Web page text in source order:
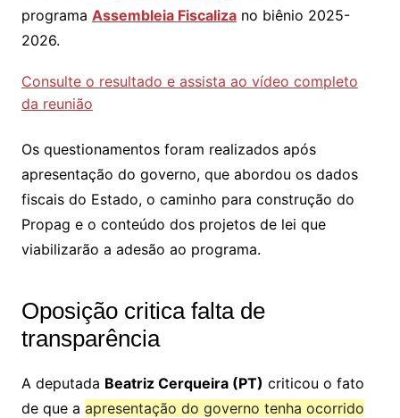
programa Assembleia Fiscalizano biênio 2025-
2026.
Consulte o resultado e assista ao vídeo completo
da reunião
Os questionamentos foram realizados após
apresentação do governo, que abordou os dados
fiscais do Estado, o caminho para construção do
Propag e o conteúdo dos projetos de lei que
viabilizarão a adesão ao programa.
Oposição critica falta de
transparência
A deputada Beatriz Cerqueira (PT) criticou o fato
de que a apresentação do governo tenha ocorrido